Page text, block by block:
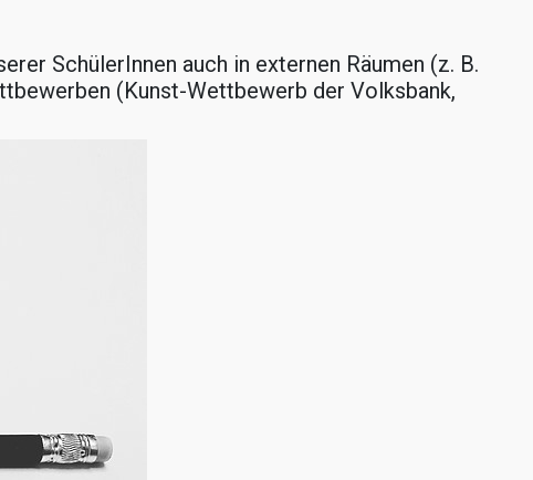
SchülerInnen auch in externen Räumen (z. B.
(Kunst-Wettbewerb der Volksbank,